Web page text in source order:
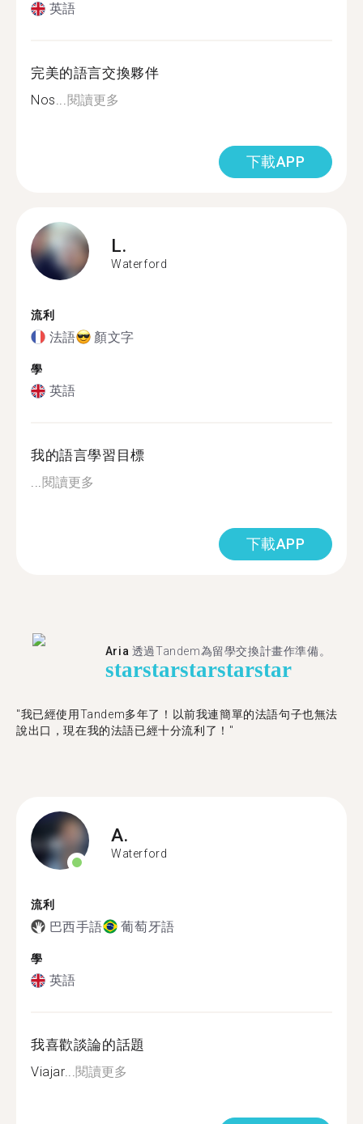
英語
完美的語言交換夥伴
Nos...閱讀更多
下載APP
L.
Waterford
流利
法語 顏文字
學
英語
我的語言學習目標
...閱讀更多
下載APP
Aria 透過Tandem為留學交換計畫作準備。
starstarstarstarstar
"我已經使用Tandem多年了！以前我連簡單的法語句子也無法
說出口，現在我的法語已經十分流利了！"
A.
Waterford
流利
巴西手語 葡萄牙語
學
英語
我喜歡談論的話題
Viajar...閱讀更多